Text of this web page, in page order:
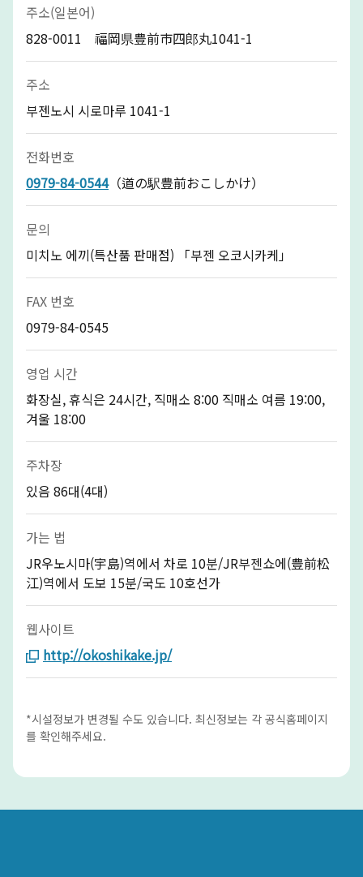
주소(일본어)
828-0011 福岡県豊前市四郎丸1041-1
주소
부젠노시 시로마루 1041-1
전화번호
0979-84-0544（道の駅豊前おこしかけ）
문의
미치노 에끼(특산품 판매점) 「부젠 오코시카케」
FAX 번호
0979-84-0545
영업 시간
화장실, 휴식은 24시간, 직매소 8:00 직매소 여름 19:00,
겨울 18:00
주차장
있음 86대(4대)
가는 법
JR우노시마(宇島)역에서 차로 10분/JR부젠쇼에(豊前松
江)역에서 도보 15분/국도 10호선가
웹사이트
http://okoshikake.jp/
*시설정보가 변경될 수도 있습니다. 최신정보는 각 공식홈페이지
를 확인해주세요.